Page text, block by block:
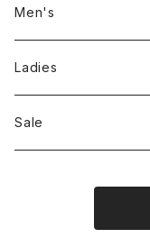
Men's
Jackson Matisse
ILL180°
Ladies
Unfil
Sale